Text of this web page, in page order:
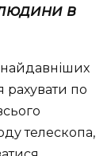
в
рахувати по
телескопа,